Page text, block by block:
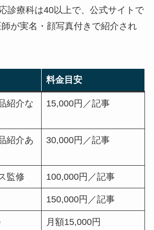
診療科は40以上で、公式サイトで
が実名・顔写真付きで紹介され
料金目安
紹介な
15,000円／記事
紹介あ
30,000円／記事
監修 100,000円／記事
150,000円／記事
月額15,000円